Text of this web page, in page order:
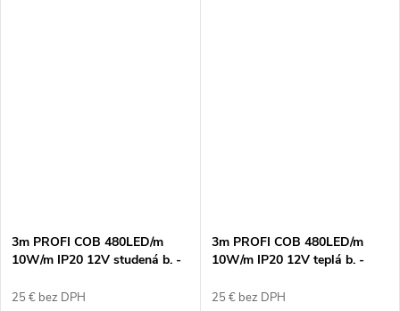
3m PROFI COB 480LED/m
10W/m IP20 12V studená b. -
25 € bez DPH
3m PROFI COB 480LED/m
10W/m IP20 12V teplá b. -
25 € bez DPH